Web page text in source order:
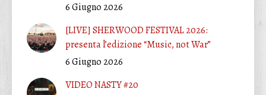
6 Giugno 2026
[LIVE] SHERWOOD FESTIVAL 2026:
presenta l’edizione “Music, not War”
6 Giugno 2026
VIDEO NASTY #20